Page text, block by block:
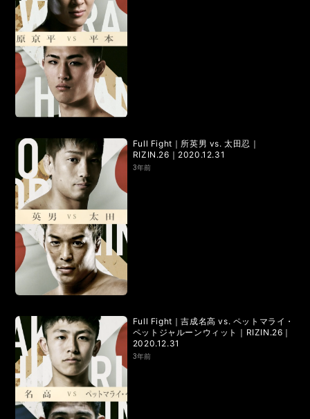
Full Fight｜所英男 vs. 太田忍｜
RIZIN.26｜2020.12.31
3年前
Full Fight｜吉成名高 vs. ペットマライ・
ペットジャルーンウィット｜RIZIN.26｜
2020.12.31
3年前